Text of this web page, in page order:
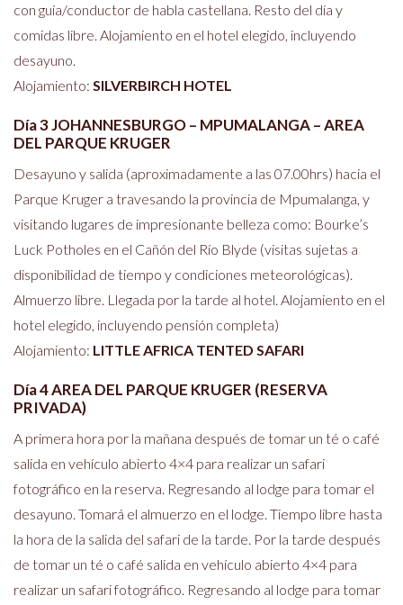
con guía/conductor de habla castellana. Resto del día y
comidas libre. Alojamiento en el hotel elegido, incluyendo
desayuno.
Alojamiento: SILVERBIRCH HOTEL
Día 3 JOHANNESBURGO – MPUMALANGA – AREA
DEL PARQUE KRUGER
Desayuno y salida (aproximadamente a las 07.00hrs) hacia el
Parque Kruger a travesando la provincia de Mpumalanga, y
visitando lugares de impresionante belleza como: Bourke’s
Luck Potholes en el Cañón del Río Blyde (visitas sujetas a
disponibilidad de tiempo y condiciones meteorológicas).
Almuerzo libre. Llegada por la tarde al hotel. Alojamiento en el
hotel elegido, incluyendo pensión completa)
Alojamiento: LITTLE AFRICA TENTED SAFARI
Día 4 AREA DEL PARQUE KRUGER (RESERVA
PRIVADA)
A primera hora por la mañana después de tomar un té o café
salida en vehículo abierto 4×4 para realizar un safari
fotográfico en la reserva. Regresando al lodge para tomar el
desayuno. Tomará el almuerzo en el lodge. Tiempo libre hasta
la hora de la salida del safari de la tarde. Por la tarde después
de tomar un té o café salida en vehículo abierto 4×4 para
realizar un safari fotográfico. Regresando al lodge para tomar